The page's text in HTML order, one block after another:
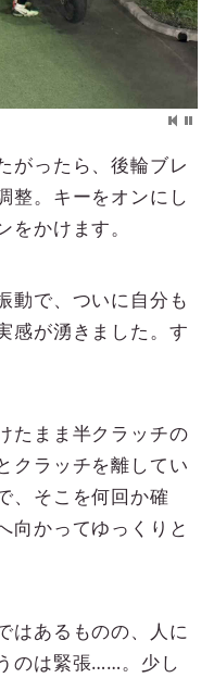
がったら、後輪ブレ
整。キーをオンにし
かけます。
動で、ついに自分も
感が湧きました。す
たまま半クラッチの
クラッチを離してい
、そこを何回か確
向かってゆっくりと
はあるものの、人に
のは緊張……。少し